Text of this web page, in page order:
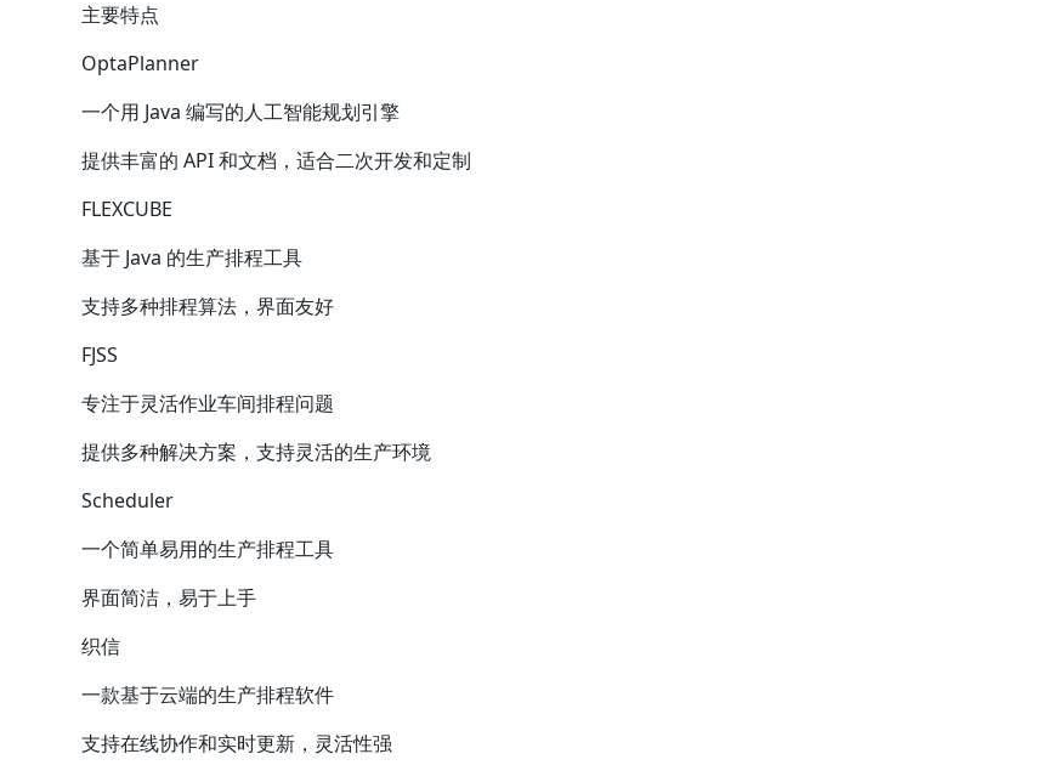
主要特点
OptaPlanner
一个用 Java 编写的人工智能规划引擎
提供丰富的 API 和文档，适合二次开发和定制
FLEXCUBE
基于 Java 的生产排程工具
支持多种排程算法，界面友好
FJSS
专注于灵活作业车间排程问题
提供多种解决方案，支持灵活的生产环境
Scheduler
一个简单易用的生产排程工具
界面简洁，易于上手
织信
一款基于云端的生产排程软件
支持在线协作和实时更新，灵活性强